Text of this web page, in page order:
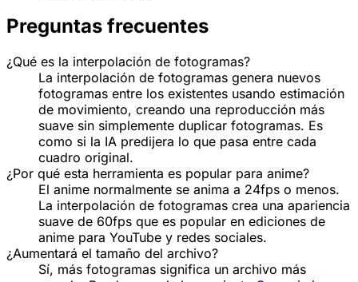
Preguntas frecuentes
¿Qué es la interpolación de fotogramas?
La interpolación de fotogramas genera nuevos
fotogramas entre los existentes usando estimación
de movimiento, creando una reproducción más
suave sin simplemente duplicar fotogramas. Es
como si la IA predijera lo que pasa entre cada
cuadro original.
¿Por qué esta herramienta es popular para anime?
El anime normalmente se anima a 24fps o menos.
La interpolación de fotogramas crea una apariencia
suave de 60fps que es popular en ediciones de
anime para YouTube y redes sociales.
¿Aumentará el tamaño del archivo?
Sí, más fotogramas significa un archivo más